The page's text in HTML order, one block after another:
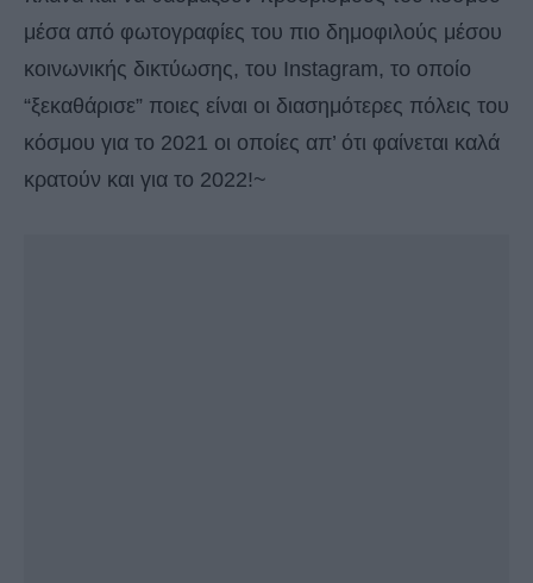
μέσα από φωτογραφίες του πιο δημοφιλούς μέσου
κοινωνικής δικτύωσης, του Instagram, το οποίο
“ξεκαθάρισε” ποιες είναι οι διασημότερες πόλεις του
κόσμου για το 2021 οι οποίες απ’ ότι φαίνεται καλά
κρατούν και για το 2022!~